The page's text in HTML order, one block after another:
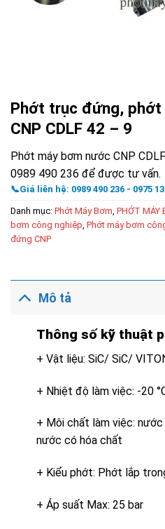
Phớt trục đứng, phớt
CNP CDLF 42 – 9
Phớt máy bơm nước CNP
0989 490 236 để được tư vấn.
📞Giá liên hệ: 0989 490 236 - 0975
Danh mục: Phớt Máy Bơm, PHỚT MÁY
bơm công nghiệp, Phớt máy bơm
đứng CNP
Mô tả
Thông số kỹ thuật
+ Vật liệu: SiC/ SiC/
+ Nhiệt độ làm việc: -20
+ Môi chất làm việc:
nước có hóa chất
+ Kiểu phớt: Phớt lắp
+ Áp suất Max: 25 bar